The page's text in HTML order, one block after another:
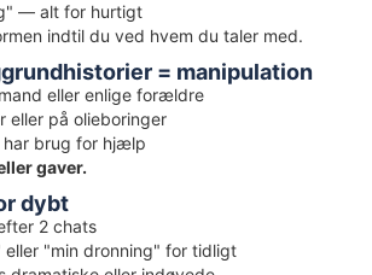
— alt for hurtigt
indtil du ved hvem du taler med.
= manipulation
eller enlige forældre
eller på olieboringer
har brug for hjælp
gaver.
dybt
2 chats
"min dronning" for tidligt